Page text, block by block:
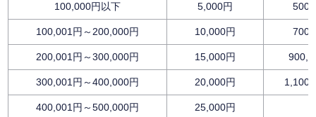
100,000円以下 5,000円
100,001円～200,000円 10,000円
200,001円～300,000円 15,000円
300,001円～400,000円 20,000円
400,001円～500,000円 25,000円